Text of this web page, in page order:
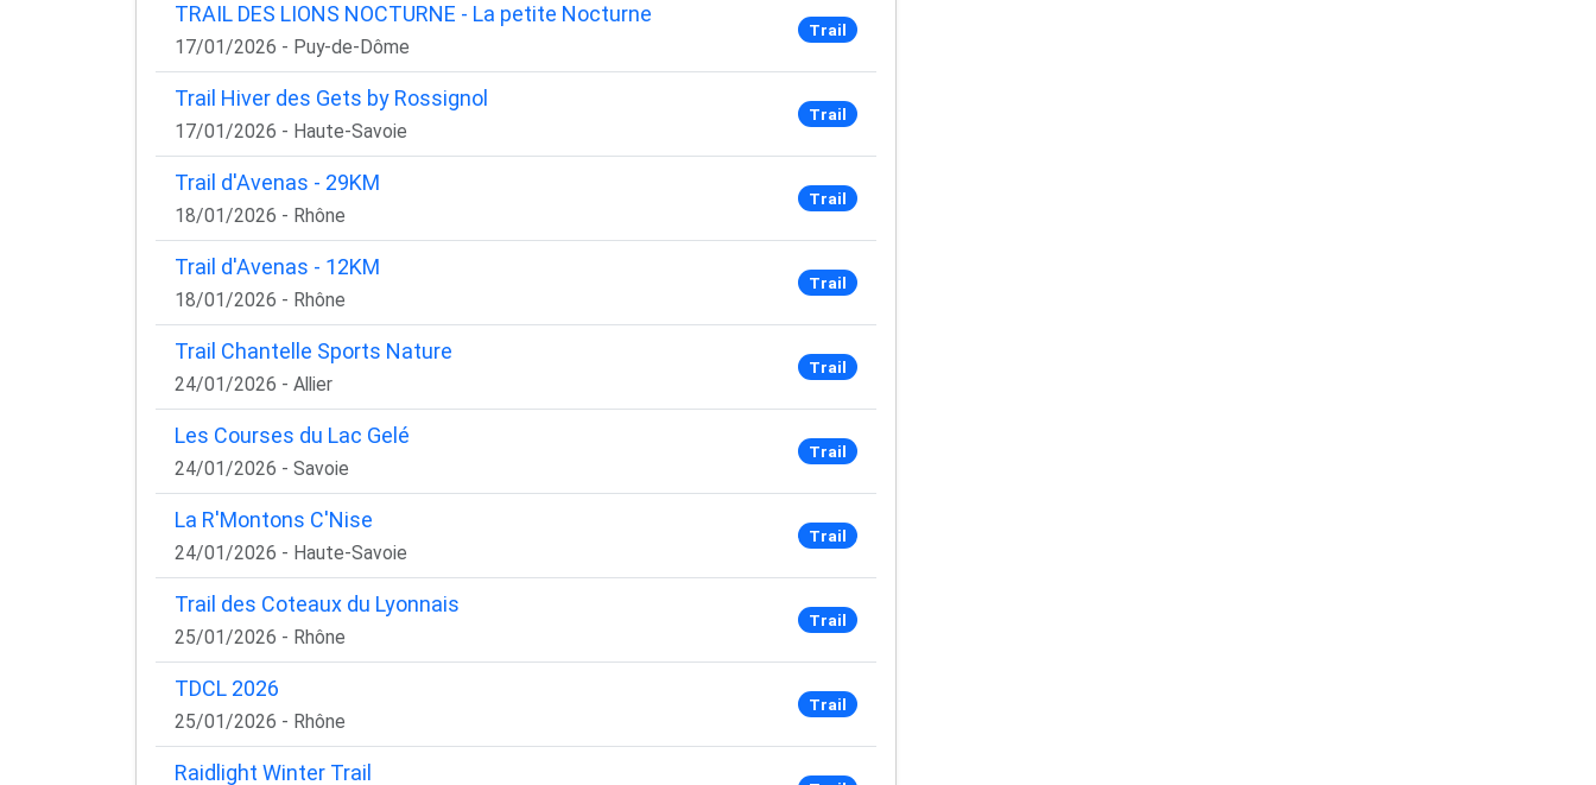
TRAIL DES LIONS NOCTURNE - La petite Nocturne
17/01/2026 - Puy-de-Dôme
Trail
Trail Hiver des Gets by Rossignol
17/01/2026 - Haute-Savoie
Trail
Trail d'Avenas - 29KM
18/01/2026 - Rhône
Trail
Trail d'Avenas - 12KM
18/01/2026 - Rhône
Trail
Trail Chantelle Sports Nature
24/01/2026 - Allier
Trail
Les Courses du Lac Gelé
24/01/2026 - Savoie
Trail
La R'Montons C'Nise
24/01/2026 - Haute-Savoie
Trail
Trail des Coteaux du Lyonnais
25/01/2026 - Rhône
Trail
TDCL 2026
25/01/2026 - Rhône
Trail
Raidlight Winter Trail